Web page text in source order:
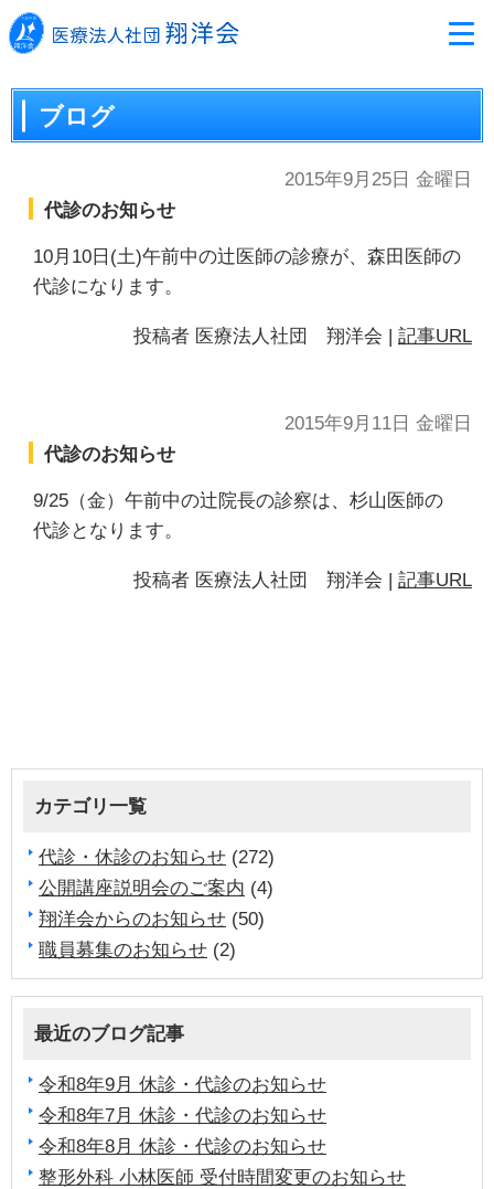
ブログ
2015年9月25日 金曜日
代診のお知らせ
10月10日(土)午前中の辻医師の診療が、森田医師の
代診になります。
投稿者 医療法人社団 翔洋会 | 記事URL
2015年9月11日 金曜日
代診のお知らせ
9/25（金）午前中の辻院長の診察は、杉山医師の
代診となります。
投稿者 医療法人社団 翔洋会 | 記事URL
カテゴリ一覧
代診・休診のお知らせ (272)
公開講座説明会のご案内 (4)
翔洋会からのお知らせ (50)
職員募集のお知らせ (2)
最近のブログ記事
令和8年9月 休診・代診のお知らせ
令和8年7月 休診・代診のお知らせ
令和8年8月 休診・代診のお知らせ
整形外科 小林医師 受付時間変更のお知らせ